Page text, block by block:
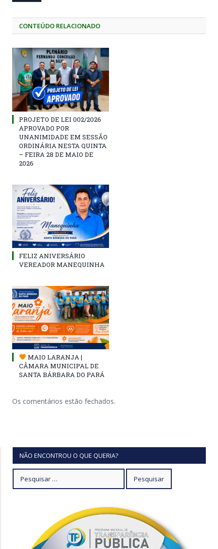
CONTEÚDO RELACIONADO
PROJETO DE LEI 002/2026
APROVADO POR
UNANIMIDADE EM SESSÃO
ORDINÁRIA NESTA QUINTA
– FEIRA 28 DE MAIO DE
2026
FELIZ ANIVERSÁRIO
VEREADOR MANEQUINHA
MAIO LARANJA |
CÂMARA MUNICIPAL DE
SANTA BÁRBARA DO PARÁ
Os comentários estão fechados.
NÃO ENCONTROU O QUE QUERIA?